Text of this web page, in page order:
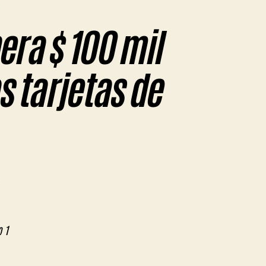
$ 100 mil
tarjetas de